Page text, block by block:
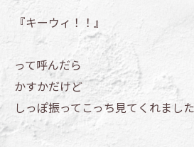
『キーウィ！！』
って呼んだら
かすかだけど
しっぽ振ってこっち見てくれました